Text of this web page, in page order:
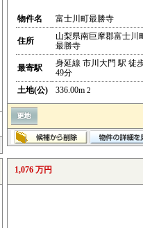
物件名 富士川町最勝寺
住所
山梨県南巨摩郡富士川
最勝寺
最寄駅
身延線 市川大門 駅 徒
49分
土地(公)
336.00m 2
1,076 万円